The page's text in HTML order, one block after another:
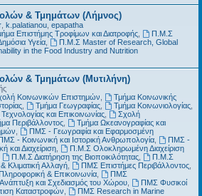
& Τμημάτων (Λήμνος)
k.palatianou epapatha
Επιστήμης Τροφίμων και Διατροφής,
Π.Μ.Σ
Υγεία
Π.Μ.Σ Master of Research, Global
in the Food Industry and Nutrition
& Τμημάτων (Μυτιλήνη)
Κοινωνικών Επιστημών
Τμήμα Κοινωνικής
Τμήμα Γεωγραφίας, Τμήμα Κοινωνιολογίας,
και Επικοινωνίας,
Σχολή
Περιβάλλοντος,
Τμήμα Ωκεανογραφίας και
ΠΜΣ - Γεωγραφία και Εφαρμοσμένη
- Κοινωνική και Ιστορική Ανθρωπολογία,
ΠΜΣ -
και Διαχείριση
Π.Μ.Σ Ολοκληρωμένη Διαχείριση
Π.Μ.Σ Διατήρηση της Βιοποικιλότητας,
Π.Μ.Σ
Κλιματική Αλλαγή
ΠΜΣ Επιστήμες Περιβάλλοντος,
& Επικοινωνία,
ΠΜΣ
και Σχεδιασμός του Χώρου
ΠΜΣ Φυσικοί
Καταστροφών
ΠΜΣ Research in Marine